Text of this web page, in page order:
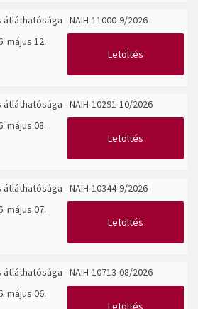
- NAIH-11000-9/2026
május 12.
Letöltés
- NAIH-10291-10/2026
május 08.
Letöltés
- NAIH-10344-9/2026
május 07.
Letöltés
- NAIH-10713-08/2026
május 06.
Letöltés